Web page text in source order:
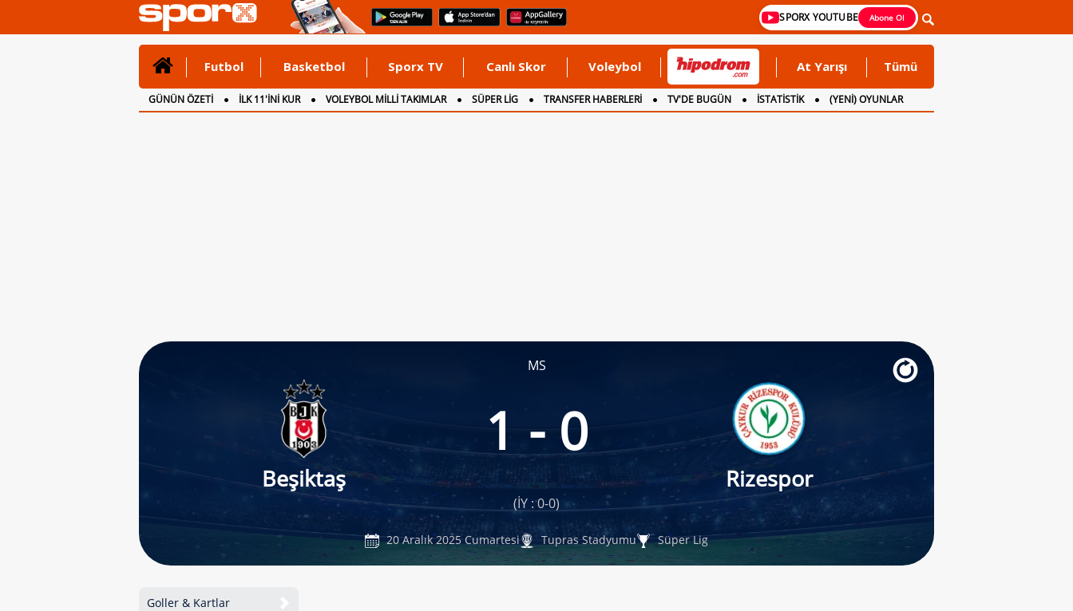
SPORX YOUTUBE Abone Ol
Futbol Basketbol Sporx TV Canlı Skor Voleybol At Yarışı Tümü
GÜNÜN ÖZETİ İLK 11'İNİ KUR VOLEYBOL MİLLİ TAKIMLAR SÜPER LİG TRANSFER HABERLERİ TV'DE BUGÜN İSTATİSTİK
(YENİ) OYUNLAR
CANLI ANLATIM
İNGİLTERE
MS
Beşiktaş
1 - 0
Rizespor
(İY : 0-0)
20 Aralık 2025 Cumartesi Tupras Stadyumu Süper Lig
Goller & Kartlar